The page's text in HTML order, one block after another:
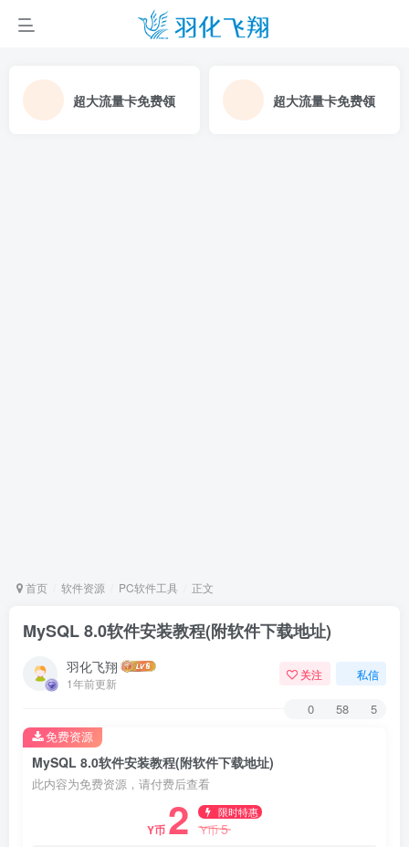
超大流量卡免费领 超大流量卡免费领
首页 软件资源 PC软件工具 正文
MySQL 8.0软件安装教程(附软件下载地址)
羽化飞翔
1年前更新
关注 私信
0 58 5
MySQL 8.0软件安装教程(附软件下载地址)
此内容为免费资源，请付费后查看
Y币 2 限时特惠
Y币5
免费资源